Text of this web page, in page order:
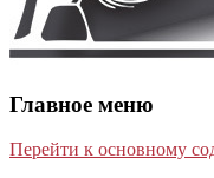
Главное меню
Перейти к основному